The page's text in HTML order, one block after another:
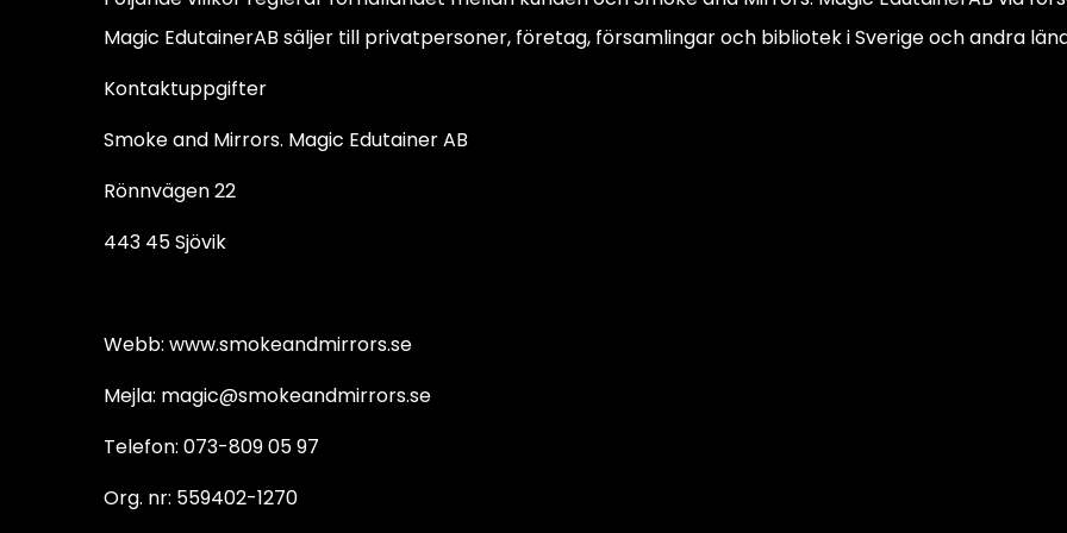
Magic EdutainerAB säljer till privatpersoner, företag, församlingar och bibliotek i Sverige och andra
Kontaktuppgifter
Smoke and Mirrors. Magic Edutainer AB
Rönnvägen 22
443 45 Sjövik
Webb: www.smokeandmirrors.se
Mejla: magic@smokeandmirrors.se
Telefon: 073-809 05 97
Org. nr: 559402-1270